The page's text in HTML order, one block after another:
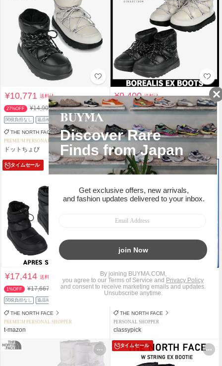
¥10,771送料込
27%OFF ¥14,900
関税負担なし 返品補償
THE NORTH FACE
PREMIUM PERSONAL SHOPPER
ドットちょび
¥9,400送料込
36%OFF ¥14,900
THE NORTH FACE
PERSONAL SHOPPER
K-マーケット
タイムセール
¥17,414送料込
1%OFF ¥17,667
関税負担なし 返品補償
THE NORTH FACE
PREMIUM PERSONAL SHOPPER
t-mazon
¥14,670送料込
関税負担なし 返品補償
THE NORTH FACE
PERSONAL SHOPPER
classypick
タイムセール